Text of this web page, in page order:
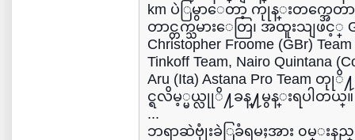
km ပဲြမွာေတာ့ ကုုန္းတက္အေတ
တာင္တက္သမားေတြ၊ အထူးသျဖ
Christopher Froome (GBr)
Tinkoff Team, Nairo Quintana
Aru (Ita) Astana Pro
င္ရလိမ့္မယ္လုုိ႔ခန္႔မွန္းရပါတယ္။
...
ဘရာဆဲဗုုံးခဲြခံရမႈအား ၀မ္